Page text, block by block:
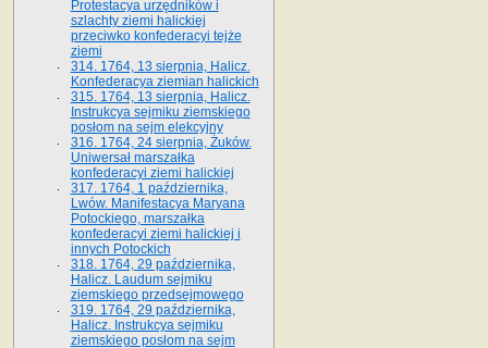
Protestacya urzędników i
szlachty ziemi halickiej
przeciwko konfederacyi tejże
ziemi
314. 1764, 13 sierpnia, Halicz.
Konfederacya ziemian halickich
315. 1764, 13 sierpnia, Halicz.
Instrukcya sejmiku ziemskiego
posłom na sejm elekcyjny
316. 1764, 24 sierpnia, Żuków.
Uniwersał marszałka
konfederacyi ziemi halickiej
317. 1764, 1 października,
Lwów. Manifestacya Maryana
Potockiego, marszałka
konfederacyi ziemi halickiej i
innych Potockich
318. 1764, 29 października,
Halicz. Laudum sejmiku
ziemskiego przedsejmowego
319. 1764, 29 października,
Halicz. Instrukcya sejmiku
ziemskiego posłom na sejm